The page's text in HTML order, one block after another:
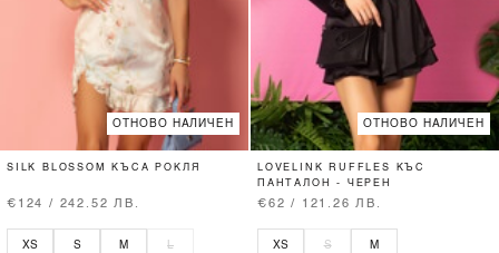
ОТНОВО НАЛИЧЕН
SILK BLOSSOM КЪСА РОКЛЯ
€124 / 242.52 ЛВ.
XS S M L
ОТНОВО НАЛИЧЕН
LOVELINK RUFFLES КЪС
ПАНТАЛОН - ЧЕРЕН
€62 / 121.26 ЛВ.
XS S M